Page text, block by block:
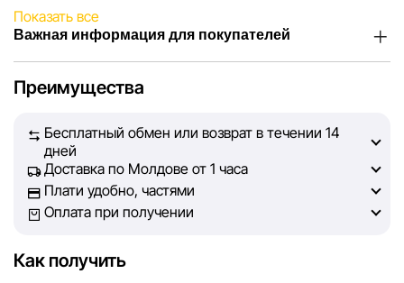
Показать все
Важная информация для покупателей
наших покупателей. Каждый день мы работаем над тем,
на сайте, была максимально полной, объективной и
актуальной. Наша цель — обеспечить вас достоверной
информацией, чтобы вы смогли принять лучшее
решение о покупке.
не может гарантировать абсолютную точность всех
Преимущества
Бесплатный обмен или возврат в течении 14
дней
Доставка по Молдове от 1 часа
Плати удобно, частями
Оплата при получении
Как получить